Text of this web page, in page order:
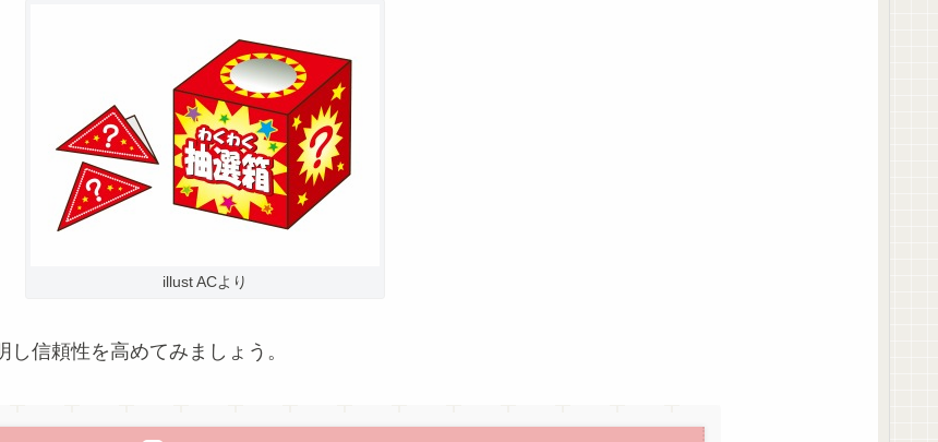
illust ACより
信頼性を高めてみましょう。